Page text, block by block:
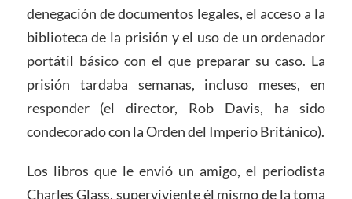
denegación de documentos legales, el acceso a la
biblioteca de la prisión y el uso de un ordenador
portátil básico con el que preparar su caso. La
prisión tardaba semanas, incluso meses, en
responder (el director, Rob Davis, ha sido
condecorado con la Orden del Imperio Británico).
Los libros que le envió un amigo, el periodista
Charles Glass, superviviente él mismo de la toma